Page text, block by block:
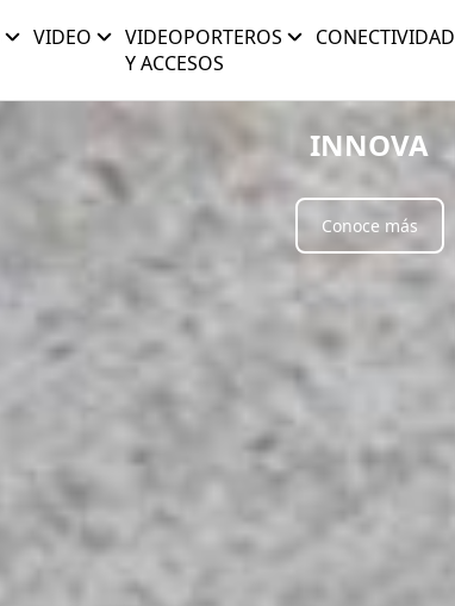
VIDEO
VIDEOPORTEROS
Y ACCESOS
CONECTIVIDAD
INNOVA
Conoce más